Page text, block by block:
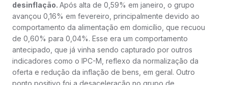
desinflação. Após alta de 0,59% em janeiro, o grupo
avançou 0,16% em fevereiro, principalmente devido ao
comportamento da alimentação em domicílio, que recuou
de 0,60% para 0,04%. Esse era um comportamento
antecipado, que já vinha sendo capturado por outros
indicadores como o IPC-M, reflexo da normalização da
oferta e redução da inflação de bens, em geral. Outro